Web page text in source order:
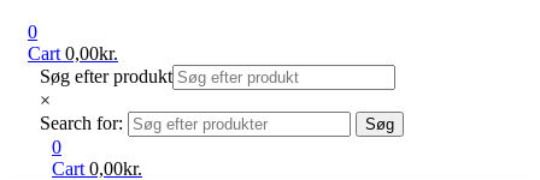
0
Cart 0,00kr.
Søg efter produkt
×
Search for:
Søg
0
Cart 0,00kr.